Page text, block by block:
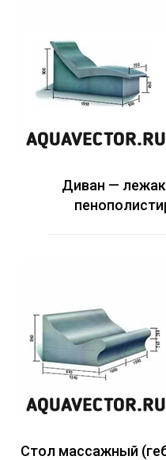
Диван —
Стол массажный